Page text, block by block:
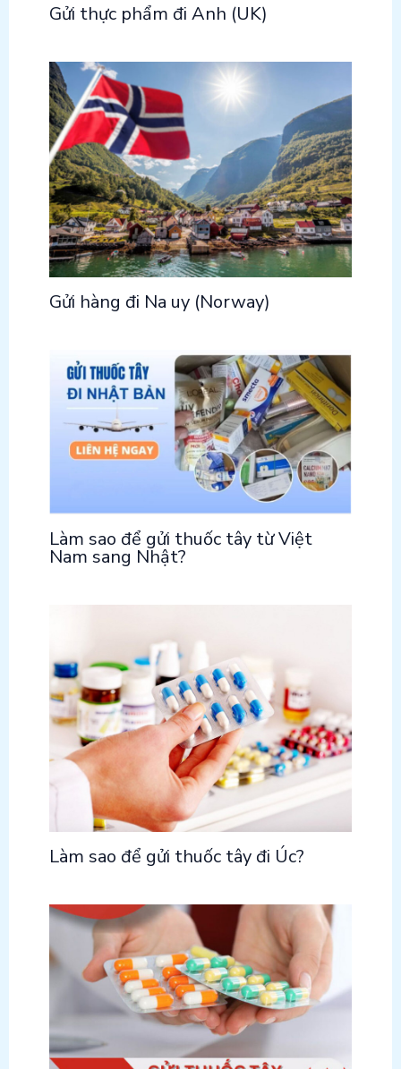
Gửi thực phẩm đi Anh (UK)
Gửi hàng đi Na uy (Norway)
Làm sao để gửi thuốc tây từ Việt
Nam sang Nhật?
Làm sao để gửi thuốc tây đi Úc?